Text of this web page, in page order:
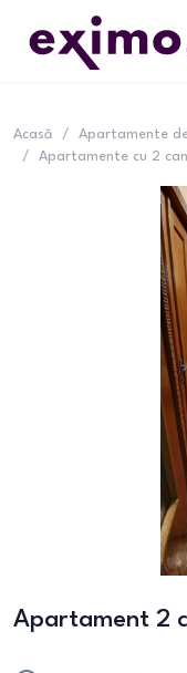
Acasă / Apartamente
/
Apartamente cu 2
Apartament 2